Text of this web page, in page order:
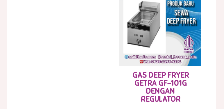
GAS DEEP FRYER
GETRA GF-101G
DENGAN
REGULATOR